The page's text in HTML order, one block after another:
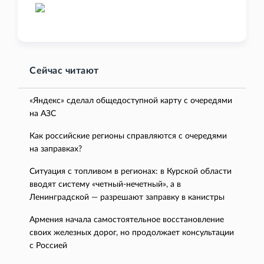
Сейчас читают
«Яндекс» сделал общедоступной карту с очередями
на АЗС
Как российские регионы справляются с очередями
на заправках?
Ситуация с топливом в регионах: в Курской области
вводят систему «четный-нечетный», а в
Ленинградской — разрешают заправку в канистры
Армения начала самостоятельное восстановление
своих железных дорог, но продолжает консультации
с Россией